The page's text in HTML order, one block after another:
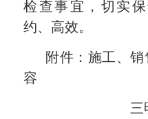
检查事宜，切实
约、高效。
附件：施工、
容
三